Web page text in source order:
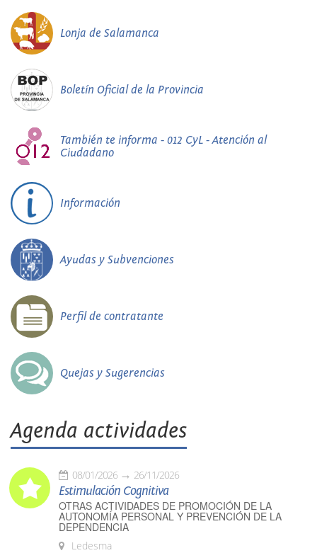
Lonja de Salamanca
Boletín Oficial de la Provincia
También te informa - 012 CyL - Atención al
Ciudadano
Información
Ayudas y Subvenciones
Perfil de contratante
Quejas y Sugerencias
Agenda actividades
08/01/2026 26/11/2026
Estimulación Cognitiva
OTRAS ACTIVIDADES DE PROMOCIÓN DE LA
AUTONOMÍA PERSONAL Y PREVENCIÓN DE LA
DEPENDENCIA
Ledesma